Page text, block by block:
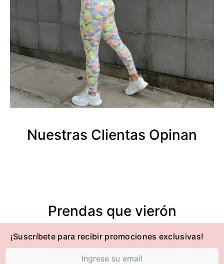
Nuestras Clientas Opinan
Prendas que vierón
¡Suscríbete para recibir promociones exclusivas!